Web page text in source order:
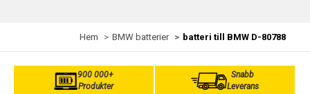
Hem BMW batterier batteri till BMW D-80788
900 000+
Produkter
Snabb
Leverans